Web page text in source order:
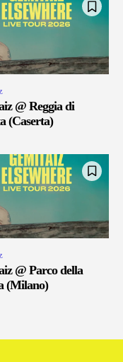
@ Reggia di
(Caserta)
@ Parco della
(Milano)